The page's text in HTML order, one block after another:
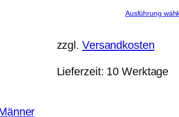
Ausführung
zzgl. Versandkosten
Lieferzeit: 10 Werktage